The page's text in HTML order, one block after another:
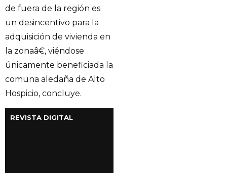
de fuera de la región es
un desincentivo para la
adquisición de vivienda en
la zonaâ€, viéndose
únicamente beneficiada la
comuna aledaña de Alto
Hospicio, concluye.
REVISTA DIGITAL